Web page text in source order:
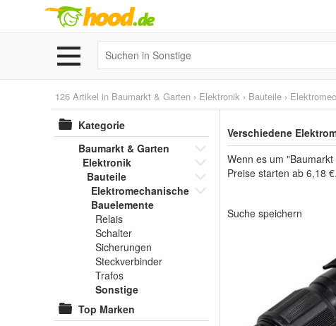
126 Artikel in Baumarkt & Garten › Elektronik › Bauteile ›
Kategorie
Baumarkt & Garten
Elektronik
Bauteile
Elektromechanische
Bauelemente
Relais
Schalter
Sicherungen
Steckverbinder
Trafos
Sonstige
Top Marken
Verschiedene
Wenn es um
Preise starten ab 6,18
Suche speichern